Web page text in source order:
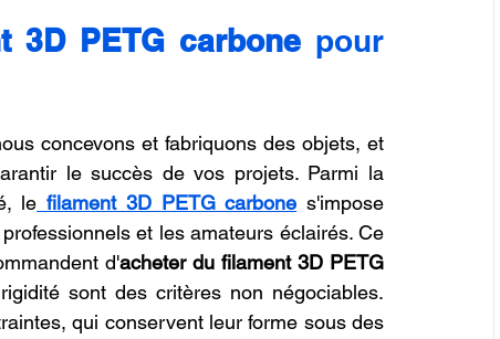
ligne. Refaire piece en 3D magasin LV3D
Formation 3D QUALIOPI
SNAPMAKER U1
3D PETG carbone pour
concevons et fabriquons des objets, et
le succès de vos projets. Parmi la
le filament 3D PETG carbone s'impose
et les amateurs éclairés. Ce
d'acheter du filament 3D PETG
sont des critères non négociables.
qui conservent leur forme sous des